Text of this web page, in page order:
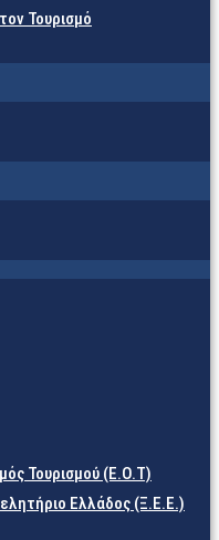
Τουρισμό
Τουρισμού (Ε.Ο.Τ)
Ελλάδος (Ξ.Ε.Ε.)